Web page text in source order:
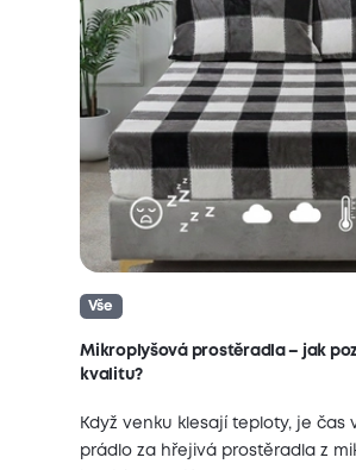
Vše
Mikroplyšová prostěradla – jak
kvalitu?
Když venku klesají teploty, je čas
prádlo za hřejivá prostěradla z